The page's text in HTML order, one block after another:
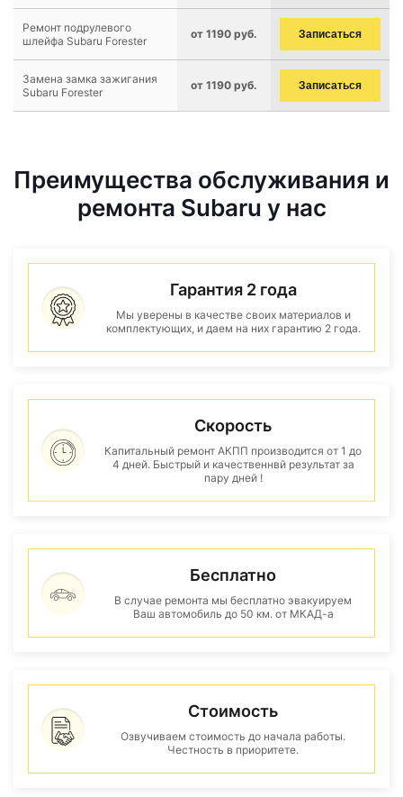
Ремонт подрулевого
шлейфа Subaru Forester
от 1190 руб. Записаться
Замена замка зажигания
Subaru Forester
от 1190 руб. Записаться
Преимущества обслуживания и
ремонта Subaru у нас
Гарантия 2 года
Мы уверены в качестве своих материалов и
комплектующих, и даем на них гарантию 2 года.
Скорость
Капитальный ремонт АКПП производится от 1 до
4 дней. Быстрый и качественнвй результат за
пару дней !
Бесплатно
В случае ремонта мы бесплатно эвакуируем
Ваш автомобиль до 50 км. от МКАД-а
Стоимость
Озвучиваем стоимость до начала работы.
Честность в приоритете.